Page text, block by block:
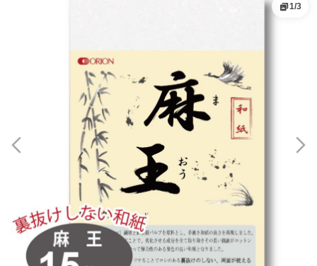
1/3